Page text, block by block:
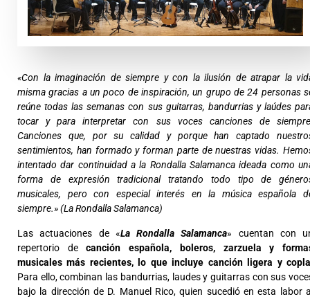
«Con la imaginación de siempre y con la ilusión de atrapar la
misma gracias a un poco de inspiración, un grupo de 24 personas
reúne todas las semanas con sus guitarras, bandurrias y laúdes
tocar y para interpretar con sus voces canciones de
Canciones que, por su calidad y porque han captado
sentimientos, han formado y forman parte de nuestras vidas.
intentado dar continuidad a la Rondalla Salamanca ideada como
forma de expresión tradicional tratando todo tipo de
musicales, pero con especial interés en la música española
siempre.» (La Rondalla Salamanca)
Las actuaciones de «La Rondalla Salamanca» cuentan con
repertorio decanción española, boleros, zarzuela y
musicales más recientes, lo que incluye canción ligera y
Para ello, combinan las bandurrias, laudes y guitarras con sus
bajo la dirección de D. Manuel Rico, quien sucedió en esta labor